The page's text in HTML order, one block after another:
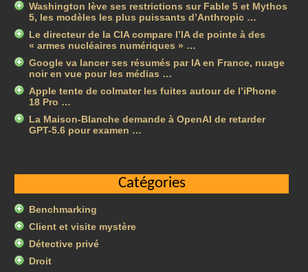
Washington lève ses restrictions sur Fable 5 et Mythos
5, les modèles les plus puissants d’Anthropic …
Le directeur de la CIA compare l’IA de pointe à des
« armes nucléaires numériques » …
Google va lancer ses résumés par IA en France, nuage
noir en vue pour les médias …
Apple tente de colmater les fuites autour de l’iPhone
18 Pro …
La Maison-Blanche demande à OpenAI de retarder
GPT-5.6 pour examen …
Catégories
Benchmarking
Client et visite mystère
Détective privé
Droit